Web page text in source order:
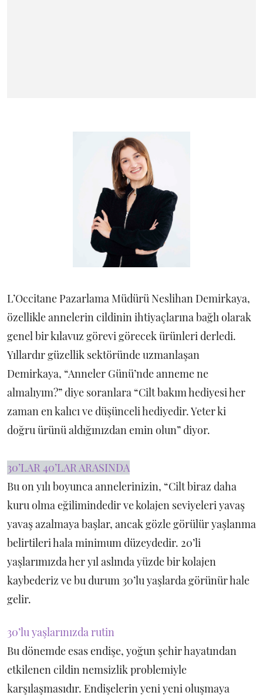
L’Occitane Pazarlama Müdürü Neslihan Demirkaya,
özellikle annelerin cildinin ihtiyaçlarına bağlı olarak
genel bir kılavuz görevi görecek ürünleri derledi.
Yıllardır güzellik sektöründe uzmanlaşan
Demirkaya, “Anneler Günü’nde anneme ne
almalıyım?” diye soranlara “Cilt bakım hediyesi her
zaman en kalıcı ve düşünceli hediyedir. Yeter ki
doğru ürünü aldığınızdan emin olun” diyor.
30’LAR 40’LAR ARASINDA
Bu on yılı boyunca annelerinizin, “Cilt biraz daha
kuru olma eğilimindedir ve kolajen seviyeleri yavaş
yavaş azalmaya başlar, ancak gözle görülür yaşlanma
belirtileri hala minimum düzeydedir. 20’li
yaşlarımızda her yıl aslında yüzde bir kolajen
kaybederiz ve bu durum 30’lu yaşlarda görünür hale
gelir.
30’lu yaşlarınızda rutin
Bu dönemde esas endişe, yoğun şehir hayatından
etkilenen cildin nemsizlik problemiyle
karşılaşmasıdır. Endişelerin yeni yeni oluşmaya